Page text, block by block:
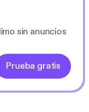
sin anuncios
Prueba gratis